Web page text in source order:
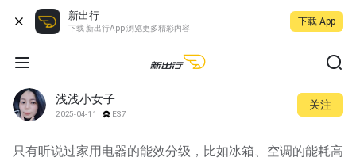
新出行
下载 新出行App 浏览更多精彩内容
下载 App
浅浅小女子
2025-04-11 ES7
关注
只有听说过家用电器的能效分级，比如冰箱、空调的能耗高